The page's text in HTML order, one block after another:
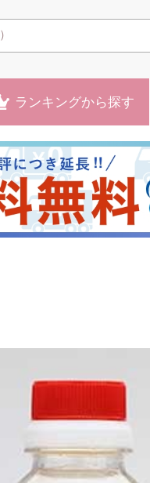
ランキングから探す